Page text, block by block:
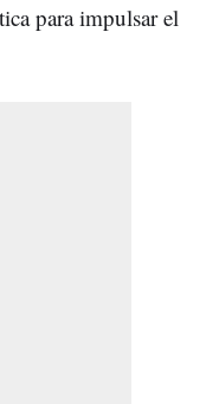
para impulsar el